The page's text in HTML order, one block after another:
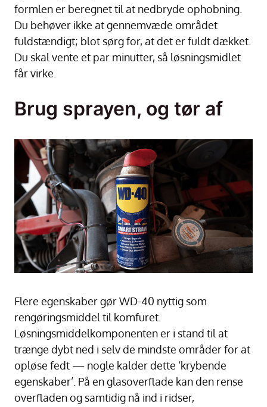
formlen er beregnet til at nedbryde ophobning.
Du behøver ikke at gennemvæde området
fuldstændigt; blot sørg for, at det er fuldt dækket.
Du skal vente et par minutter, så løsningsmidlet
får virke.
Brug sprayen, og tør af
Flere egenskaber gør WD-40 nyttig som
rengøringsmiddel til komfuret.
Løsningsmiddelkomponenten er i stand til at
trænge dybt ned i selv de mindste områder for at
opløse fedt — nogle kalder dette ‘krybende
egenskaber’. På en glasoverflade kan den rense
overfladen og samtidig nå ind i ridser,